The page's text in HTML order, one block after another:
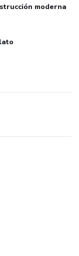
moderna